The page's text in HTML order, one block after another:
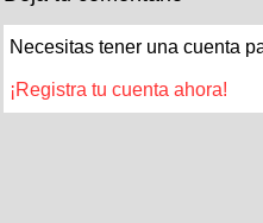
Necesitas tener una cuenta
¡Registra tu cuenta ahora!